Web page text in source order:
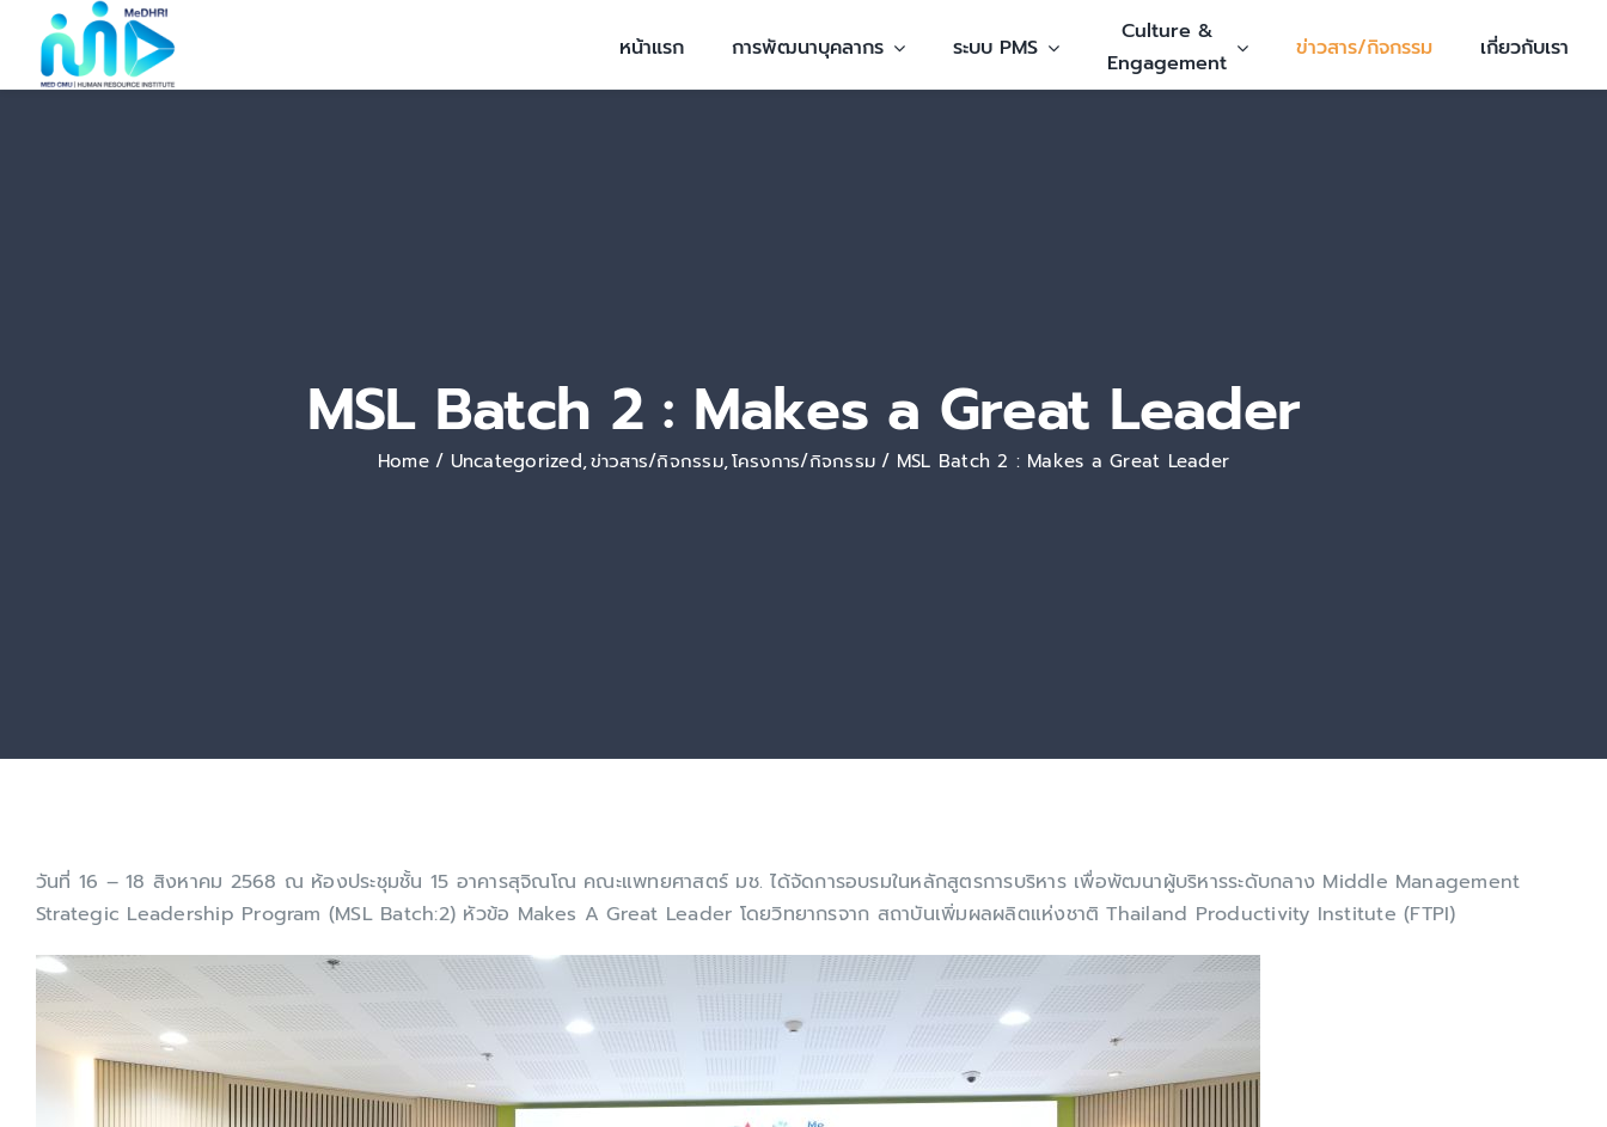
content
หน้าแรก การพัฒนาบุคลากร ระบบ PMS
Culture &
Engagement
ข่าวสาร/กิจกรรม เกี่ยวกับเรา
MSL Batch 2 : Makes a Great Leader
Home Uncategorized ข่าวสาร/กิจกรรม โครงการ/กิจกรรม MSL Batch 2 : Makes a Great Leader
วันที่ 16 – 18 สิงหาคม 2568 ณ ห้องประชุมชั้น 15 อาคารสุจิณโณ คณะแพทยศาสตร์ มช. ได้จัดการอบรมในหลักสูตรการบริหาร เพื่อพัฒนาผู้บริหารระดับกลาง Middle Management
Strategic Leadership Program (MSL Batch:2) หัวข้อ Makes A Great Leader โดยวิทยากรจาก สถาบันเพิ่มผลผลิตแห่งชาติ Thailand Productivity Institute (FTPI)